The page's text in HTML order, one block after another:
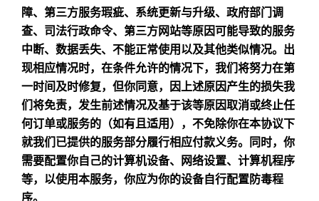
障、第三方服务瑕疵、系统更新与升级、政府部门调
查、司法行政命令、第三方网站等原因可能导致的服务
中断、数据丢失、不能正常使用以及其他类似情况。出
现相应情况时，在条件允许的情况下，我们将努力在第
一时间及时修复，但你同意，因上述原因产生的损失我
们将免责，发生前述情况及基于该等原因取消或终止任
何订单或服务的（如有且适用），不免除你在本协议下
就我们已提供的服务部分履行相应付款义务。同时，你
需要配置你自己的计算机设备、网络设置、计算机程序
等，以使用本服务，你应为你的设备自行配置防毒程
序。